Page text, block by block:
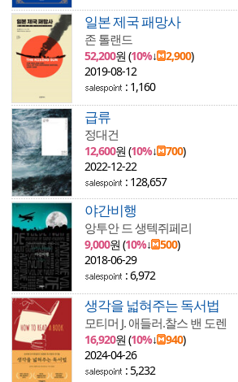
일본 제국 패망사
존 톨랜드
52,200원 (10%↓ 2,900)
2019-08-12
: 1,160
급류
정대건
12,600원 (10%↓ 700)
2022-12-22
: 128,657
야간비행
앙투안 드 생텍쥐페리
9,000원 (10%↓ 500)
2018-06-29
: 6,972
생각을 넓혀주는 독서법
모티머 J. 애들러.찰스 밴 도렌
16,920원 (10%↓ 940)
2024-04-26
: 5,232